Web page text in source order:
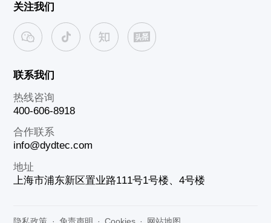
关注我们
联系我们
热线咨询
400-606-8918
合作联系
info@dydtec.com
地址
上海市浦东新区置业路111号1号楼、4号楼